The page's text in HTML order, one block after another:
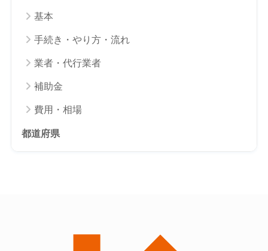
基本
手続き・やり方・流れ
業者・代行業者
補助金
費用・相場
都道府県